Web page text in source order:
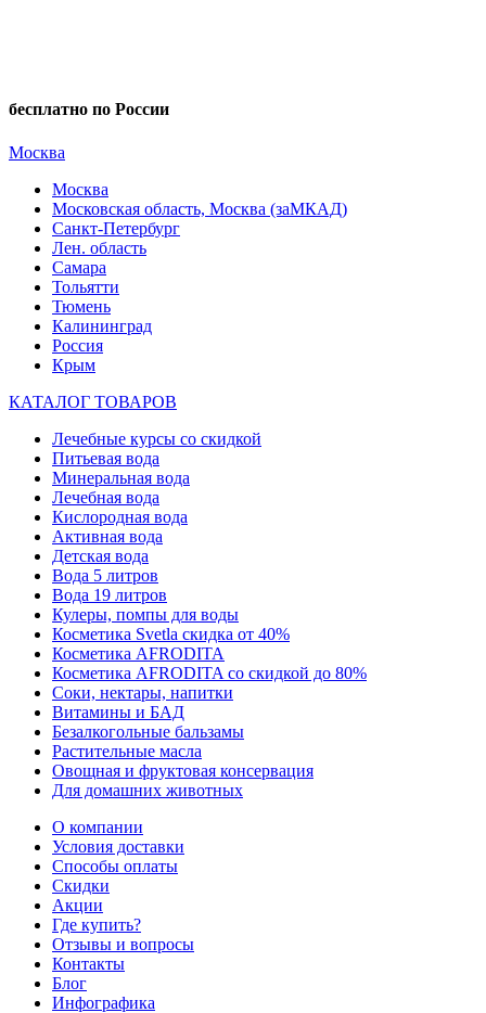
бесплатно по России
Москва
Москва
Московская область, Москва (заМКАД)
Санкт-Петербург
Лен. область
Самара
Тольятти
Тюмень
Калининград
Россия
Крым
КАТАЛОГ ТОВАРОВ
Лечебные курсы со скидкой
Питьевая вода
Минеральная вода
Лечебная вода
Кислородная вода
Активная вода
Детская вода
Вода 5 литров
Вода 19 литров
Кулеры, помпы для воды
Косметика Svetla скидка от 40%
Косметика AFRODITA
Косметика AFRODITA со скидкой до 80%
Соки, нектары, напитки
Витамины и БАД
Безалкогольные бальзамы
Растительные масла
Овощная и фруктовая консервация
Для домашних животных
О компании
Условия доставки
Способы оплаты
Скидки
Акции
Где купить?
Отзывы и вопросы
Контакты
Блог
Инфографика